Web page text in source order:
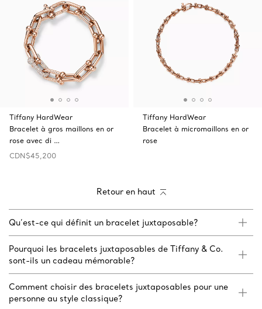
Tiffany HardWear
Bracelet à gros maillons en or
rose avec di …
CDN$45,200
Tiffany HardWear
Bracelet à micromaillons en or
rose
Retour en haut
Qu’est-ce qui définit un bracelet juxtaposable?
Pourquoi les bracelets juxtaposables de Tiffany & Co.
sont-ils un cadeau mémorable?
Comment choisir des bracelets juxtaposables pour une
personne au style classique?